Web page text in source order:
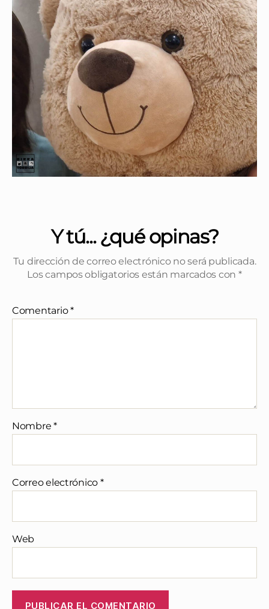
Y tú... ¿qué opinas?
Tu dirección de correo electrónico no será publicada.
Los campos obligatorios están marcados con *
Comentario*
Nombre*
Correo electrónico *
Web